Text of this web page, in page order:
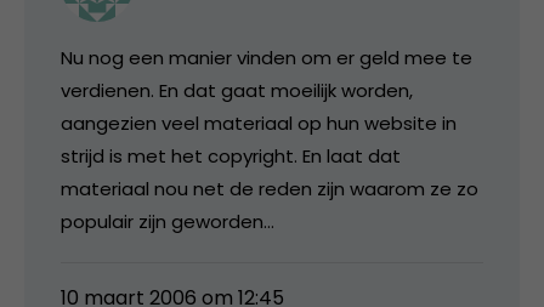
Nu nog een manier vinden om er geld mee te
verdienen. En dat gaat moeilijk worden,
aangezien veel materiaal op hun website in
strijd is met het copyright. En laat dat
materiaal nou net de reden zijn waarom ze zo
populair zijn geworden…
10 maart 2006 om 12:45